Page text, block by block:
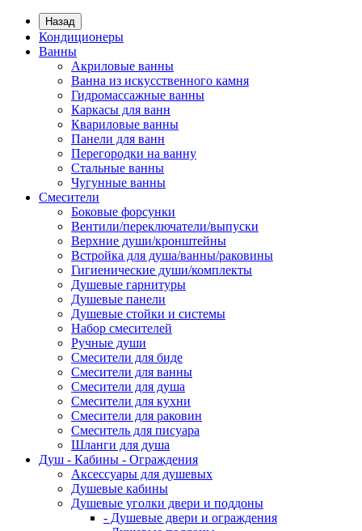
Назад
Кондиционеры
Ванны
Акриловые ванны
Ванна из искусственного камня
Гидромассажные ванны
Каркасы для ванн
Квариловые ванны
Панели для ванн
Перегородки на ванну
Стальные ванны
Чугунные ванны
Смесители
Боковые форсунки
Вентили/переключатели/выпуски
Верхние души/кронштейны
Встройка для душа/ванны/раковины
Гигиенические души/комплекты
Душевые гарнитуры
Душевые панели
Душевые стойки и системы
Набор смесителей
Ручные души
Смесители для биде
Смесители для ванны
Смесители для душа
Смесители для кухни
Смесители для раковин
Смеситель для писуара
Шланги для душа
Душ - Кабины - Ограждения
Аксессуары для душевых
Душевые кабины
Душевые уголки двери и поддоны
- Душевые двери и ограждения